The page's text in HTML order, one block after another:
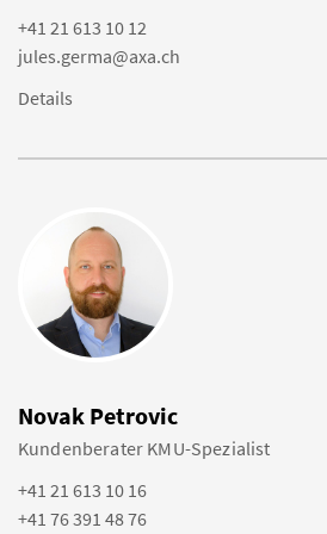
+41 21 613 10 12
jules.germa@axa.ch
Details
Novak Petrovic
Kundenberater KMU-Spezialist
+41 21 613 10 16
+41 76 391 48 76